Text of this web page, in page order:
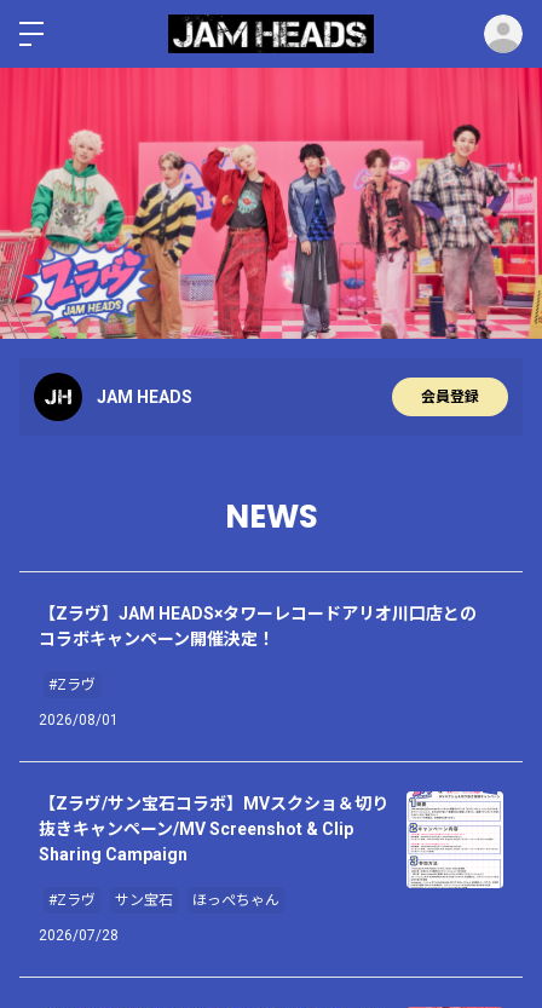
JAM HEADS 会員登録
NEWS
【Zラヴ】JAM HEADS×タワーレコードアリオ川口店との
コラボキャンペーン開催決定！
#Zラヴ
2026/08/01
【Zラヴ/サン宝石コラボ】MVスクショ＆切り
抜きキャンペーン/MV Screenshot & Clip
Sharing Campaign
#Zラヴ サン宝石 ほっぺちゃん
2026/07/28